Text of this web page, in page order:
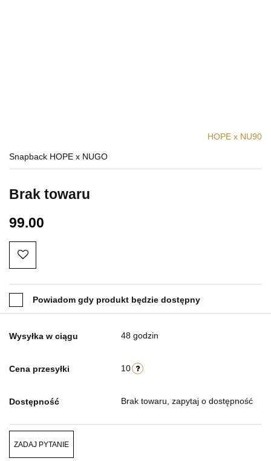
HOPE x NU90
Snapback HOPE x NUGO
Brak towaru
99.00
Powiadom gdy produkt będzie dostępny
Wysyłka w ciągu 48 godzin
Cena przesyłki 10
Dostępność Brak towaru, zapytaj o dostępność
ZADAJ PYTANIE